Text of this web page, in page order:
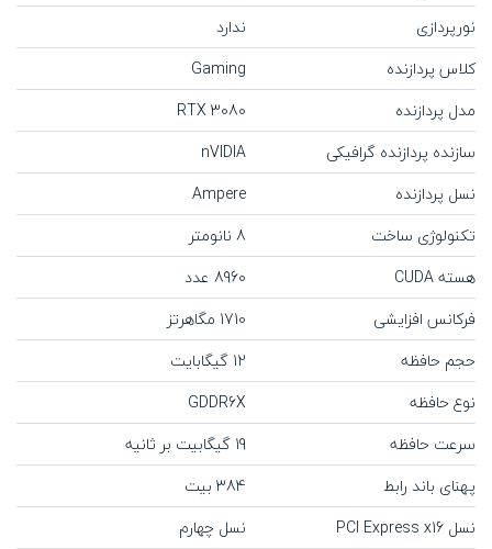
نورپردازی
ندارد
کلاس پردازنده
Gaming
مدل پردازنده
RTX 3080
سازنده پردازنده گرافیکی
nVIDIA
نسل پردازنده
Ampere
تکنولوژی ساخت
8 نانومتر
هسته CUDA
8960 عدد
فرکانس افزایشی
1710 مگاهرتز
حجم حافظه
12 گیگابایت
نوع حافظه
GDDR6X
سرعت حافظه
19 گیگابیت بر ثانیه
پهنای باند رابط
384 بیت
نسل PCI Express x16
نسل چهارم